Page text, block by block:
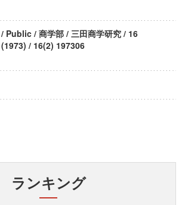
/ Public / 商学部 / 三田商学研究 / 16
(1973) / 16(2) 197306
ランキング